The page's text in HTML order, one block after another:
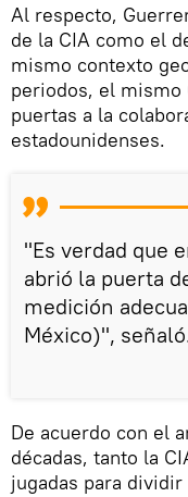
Al respecto,
de la CIA como el
mismo contexto
periodos, el mismo
puertas a la
estadounidenses.
"Es verdad que
abrió la puerta
medición
México)",
De acuerdo con el
décadas, tanto la
jugadas para